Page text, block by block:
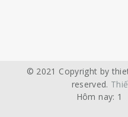
© 2021 Copyright by
reserved.
Hôm nay: 1